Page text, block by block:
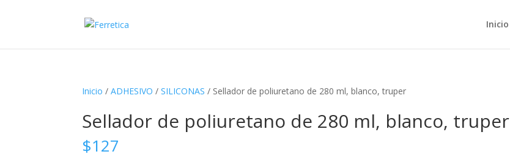
Inicio
Inicio /ADHESIVO /SILICONAS / Sellador de poliuretano de 280 ml, blanco, truper
Sellador de poliuretano de 280 ml, blanco, truper
$127